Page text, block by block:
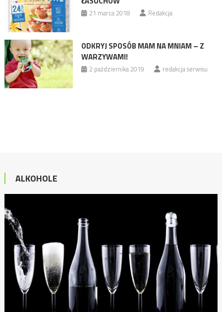
21 marca 2018 Redakcja
ODKRYJ SPOSÓB MAM NA MNIAM – Z
WARZYWAMI!
2 października 2019 redakcja serwisu
ALKOHOLE